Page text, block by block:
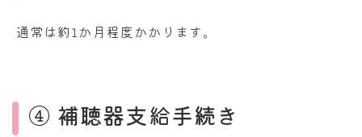
通常は約1か月程度かかります。
④ 補聴器支給手続き